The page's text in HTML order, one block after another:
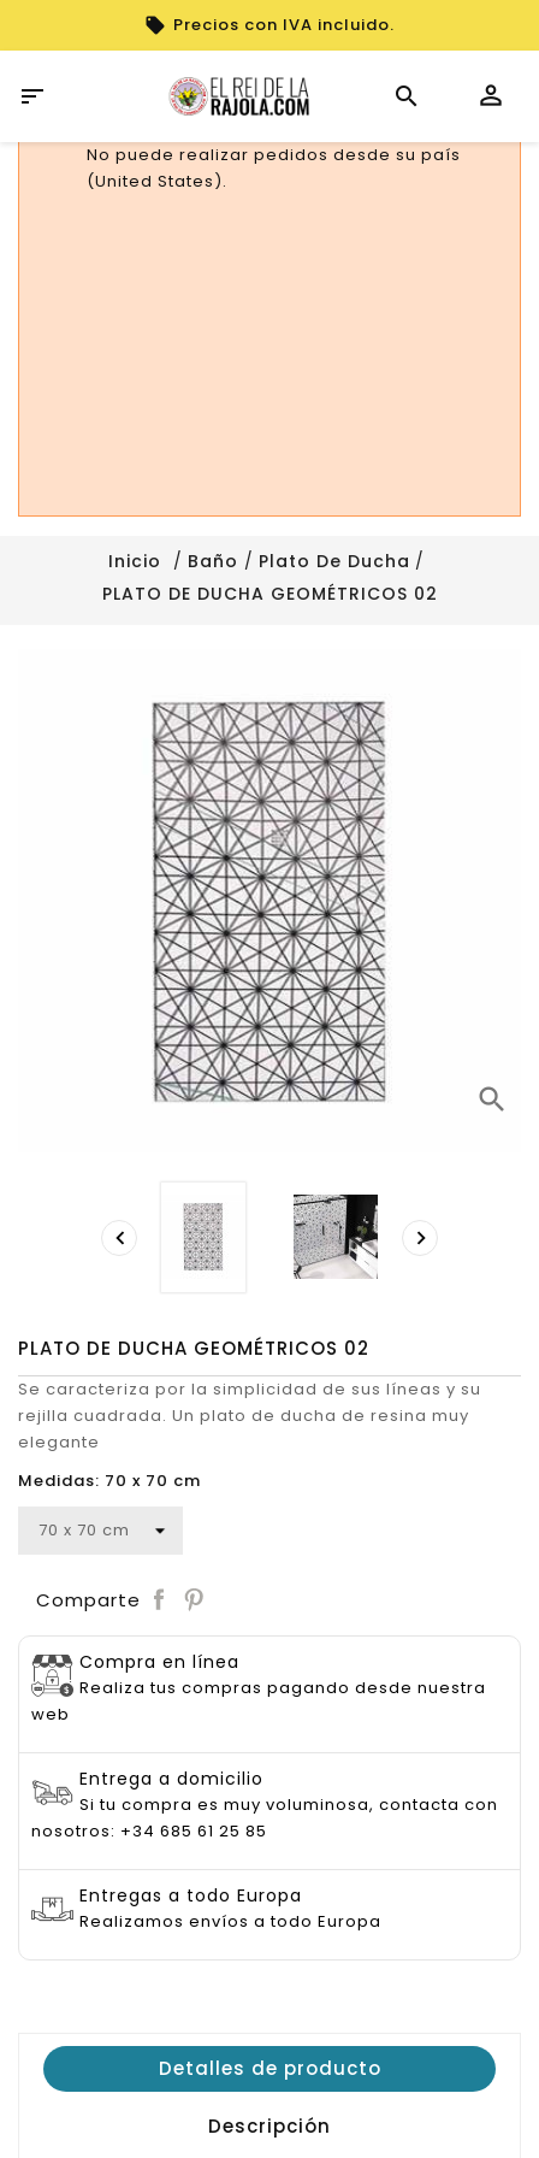
Precios con IVA incluido.

No puede realizar pedidos desde su país
(United States).
Inicio Baño
Plato De Ducha
PLATO DE DUCHA GEOMÉTRICOS 02
search
 
PLATO DE DUCHA GEOMÉTRICOS 02
Se caracteriza por la simplicidad de sus líneas y su
rejilla cuadrada. Un plato de ducha de resina muy
elegante
Medidas: 70 x 70 cm
Comparte
Compra en línea
Realiza tus compras pagando desde nuestra
web
Entrega a domicilio
Si tu compra es muy voluminosa, contacta con
nosotros: +34 685 61 25 85
Entregas a todo Europa
Realizamos envíos a todo Europa
Detalles de producto
Descripción